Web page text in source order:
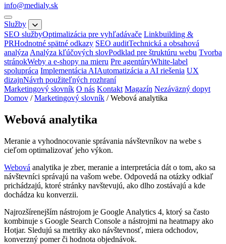
info@medialy.sk
Služby
SEO službyOptimalizácia pre vyhľadávače Linkbuilding &
PRHodnotné spätné odkazy SEO auditTechnická a obsahová
analýza Analýza kľúčových slovPodklad pre štruktúru webu Tvorba
stránokWeby a e-shopy na mieru Pre agentúryWhite-label
spolupráca Implementácia AIAutomatizácia a AI riešenia UX
dizajnNávrh použiteľných rozhraní
Marketingový slovník O nás Kontakt Magazín Nezáväzný dopyt
Domov / Marketingový slovník /Webová analytika
Webová analytika
Meranie a vyhodnocovanie správania návštevníkov na webe s
cieľom optimalizovať jeho výkon.
Webová analytika je zber, meranie a interpretácia dát o tom, ako sa
návštevníci správajú na vašom webe. Odpovedá na otázky odkiaľ
prichádzajú, ktoré stránky navštevujú, ako dlho zostávajú a kde
dochádza ku konverzii.
Najrozšírenejším nástrojom je Google Analytics 4, ktorý sa často
kombinuje s Google Search Console a nástrojmi na heatmapy ako
Hotjar. Sledujú sa metriky ako návštevnosť, miera odchodov,
konverzný pomer či hodnota objednávok.